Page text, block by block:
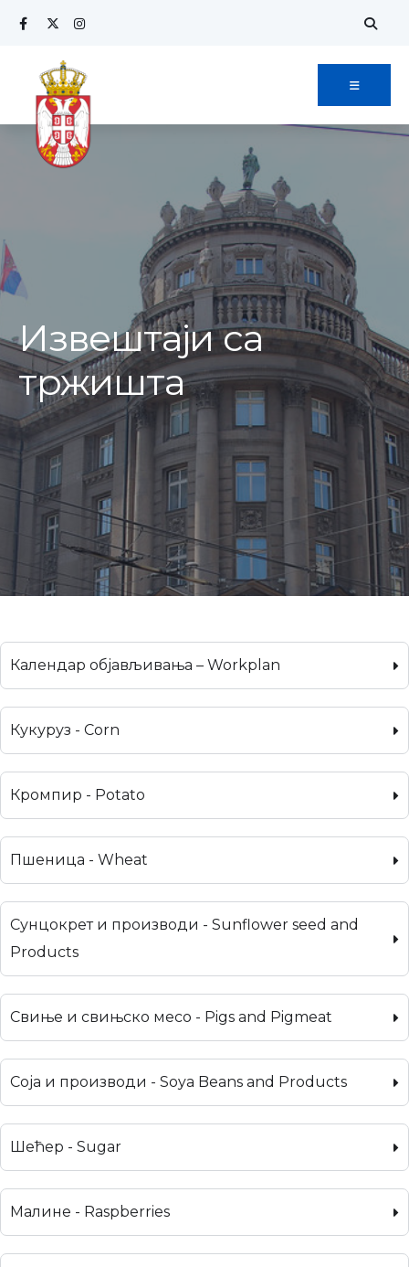
Извештаји са
тржишта
Календар објављивања – Workplan
Кукуруз - Corn
Кромпир - Potato
Пшеница - Wheat
Сунцокрет и производи - Sunflower seed and
Products
Свиње и свињско месо - Pigs and Pigmeat
Соја и производи - Soya Beans and Products
Шећер - Sugar
Малине - Raspberries